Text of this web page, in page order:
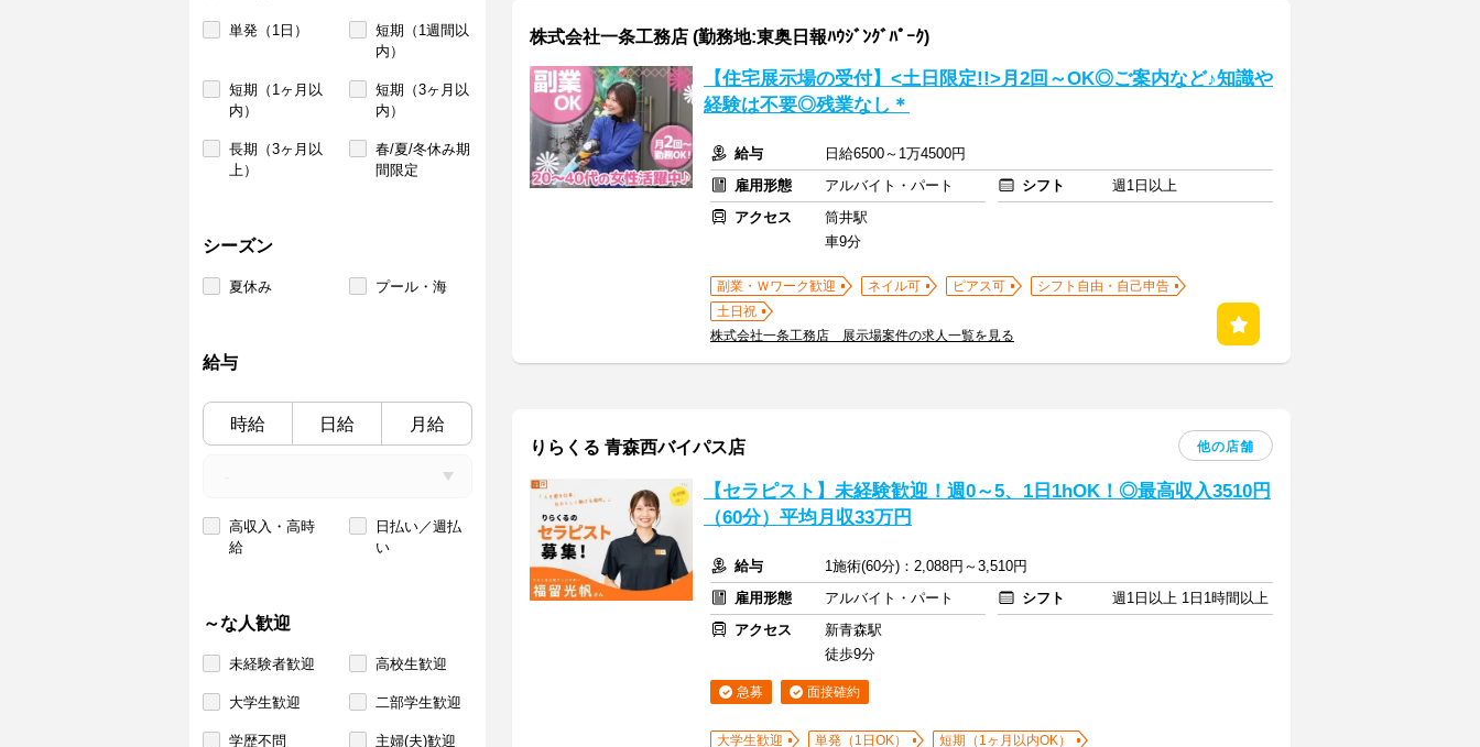
単発（1日）
短期（1週間以
内）
短期（1ヶ月以
内）
短期（3ヶ月以
内）
長期（3ヶ月以
上）
春/夏/冬休み期
間限定
シーズン
夏休み プール・海
給与
時給 日給 月給
高収入・高時
給
日払い／週払
い
～な人歓迎
未経験者歓迎 高校生歓迎
大学生歓迎 二部学生歓迎
学歴不問 主婦(夫)歓迎
株式会社一条工務店 (勤務地:東奥日報ﾊｳｼﾞﾝｸﾞﾊﾟｰｸ)
【住宅展示場の受付】<土日限定!!>月2回～OK◎ご案内など♪知識や
経験は不要◎残業なし＊
給与
日給6500～1万4500円
雇用形態
アルバイト・パート シフト
週1日以上
アクセス
筒井駅
車9分
副業・Ｗワーク歓迎 ネイル可 ピアス可
シフト自由・自己申告
土日祝
株式会社一条工務店 展示場案件の求人一覧を見る
りらくる 青森西バイパス店 他の店舗
【セラピスト】未経験歓迎！週0～5、1日1hOK！◎最高収入3510円
（60分）平均月収33万円
給与
1施術(60分)：2,088円～3,510円
雇用形態
アルバイト・パート シフト
週1日以上 1日1時間以上
アクセス
新青森駅
徒歩9分
急募 面接確約
大学生歓迎 単発（1日OK）
短期（1ヶ月以内OK）